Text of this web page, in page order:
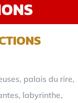
palais du rire,
labyrinthe,